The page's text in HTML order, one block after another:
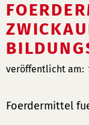
veröffentlicht am:
Foerdermittel